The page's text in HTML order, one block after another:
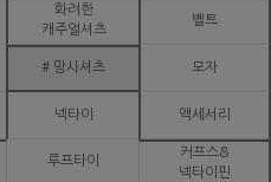
화려한
캐주얼셔츠
벨트
# 망사셔츠 모자
넥타이 액세서리
루프타이
커프스&
넥타이핀